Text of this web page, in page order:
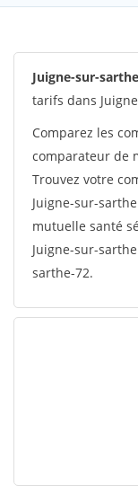
Juigne-sur-sarthe
tarifs dans
Comparez les
comparateur de
Trouvez votre
Juigne-sur-
mutuelle santé
Juigne-sur-
sarthe-72.